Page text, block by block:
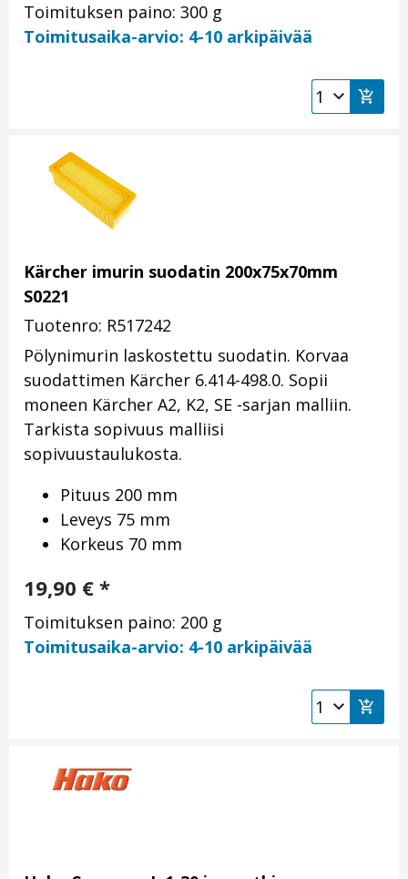
Toimituksen paino: 300 g
Toimitusaika-arvio: 4-10 arkipäivää
Kärcher imurin suodatin 200x75x70mm
S0221
Tuotenro: R517242
Pölynimurin laskostettu suodatin. Korvaa
suodattimen Kärcher 6.414-498.0. Sopii
moneen Kärcher A2, K2, SE -sarjan malliin.
Tarkista sopivuus malliisi
sopivuustaulukosta.
Pituus 200 mm
Leveys 75 mm
Korkeus 70 mm
19,90 € *
Toimituksen paino: 200 g
Toimitusaika-arvio: 4-10 arkipäivää